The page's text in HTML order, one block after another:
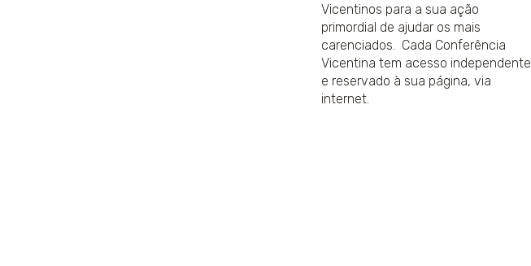
Vicentinos para a sua ação
primordial de ajudar os mais
carenciados. Cada Conferência
Vicentina tem acesso independente
e reservado à sua página, via
internet.